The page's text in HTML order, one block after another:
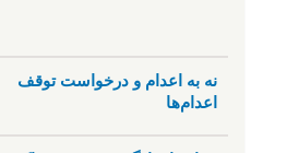
نه به اعدام و درخواست توقف
اعدام‌ها